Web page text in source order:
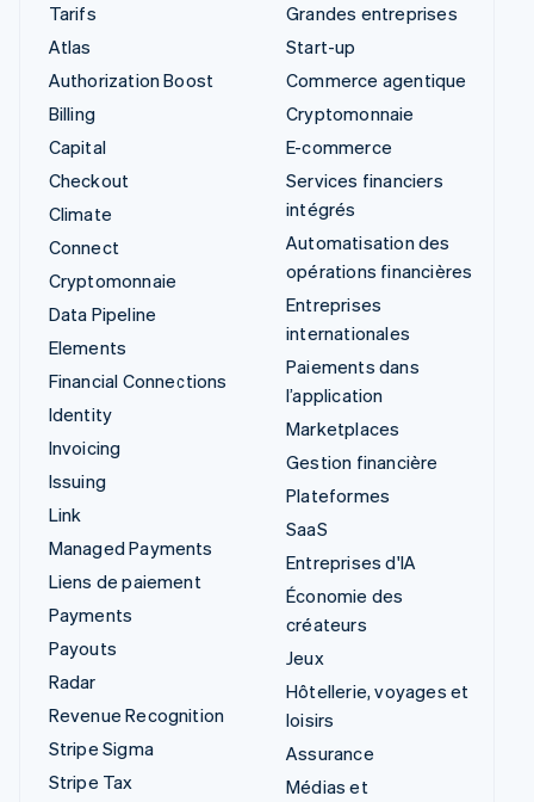
Tarifs
Atlas
Authorization Boost
Billing
Capital
Checkout
Climate
Connect
Cryptomonnaie
Data Pipeline
Elements
Financial Connections
Identity
Invoicing
Issuing
Link
Managed Payments
Liens de paiement
Payments
Payouts
Radar
Revenue Recognition
Stripe Sigma
Stripe Tax
Grandes entreprises
Start-up
Commerce agentique
Cryptomonnaie
E-commerce
Services financiers
intégrés
Automatisation des
opérations financières
Entreprises
internationales
Paiements dans
l’application
Marketplaces
Gestion financière
Plateformes
SaaS
Entreprises d'IA
Économie des
créateurs
Jeux
Hôtellerie, voyages et
loisirs
Assurance
Médias et